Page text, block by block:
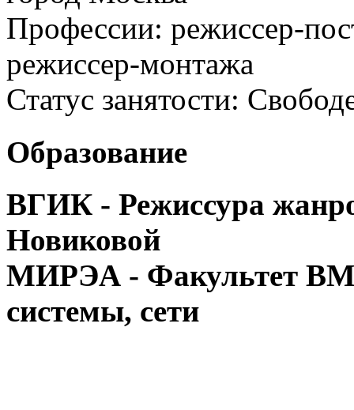
Профессии: режиссер-
режиссер-монтажа
Статус занятости:
Образование
ВГИК - Режиссура
Новиковой
МИРЭА - Факультет
системы, сети